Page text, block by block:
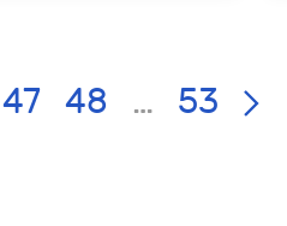
47 48 … 53